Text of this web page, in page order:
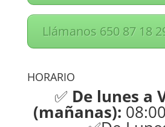
Llámanos 650 87 18
HORARIO
✅ De lunes a
(mañanas):